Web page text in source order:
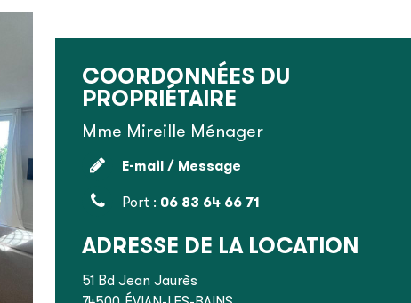
COORDONNÉES DU
PROPRIÉTAIRE
Mme Mireille Ménager
E-mail / Message
Port : 06 83 64 66 71
ADRESSE DE LA LOCATION
51 Bd Jean Jaurès